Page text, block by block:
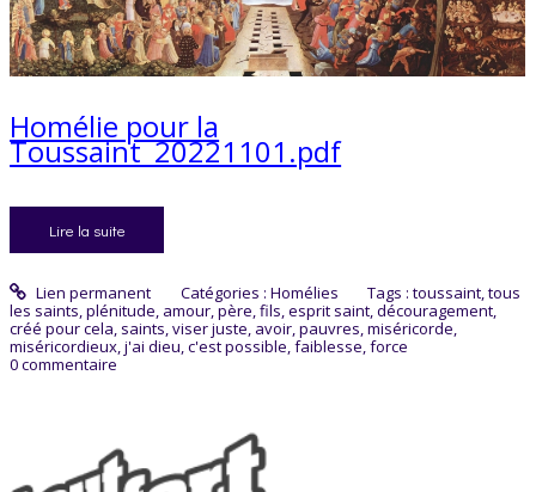
Homélie pour la
Toussaint_20221101.pdf
Lire la suite
Lien permanent Catégories : Homélies Tags :toussaint,tous
les saints,plénitude, amour,père,fils,esprit saint,découragement,
créé pour cela, saints,viser juste, avoir,pauvres,miséricorde,
miséricordieux,j'ai dieu,c'est possible,faiblesse,force
0commentaire